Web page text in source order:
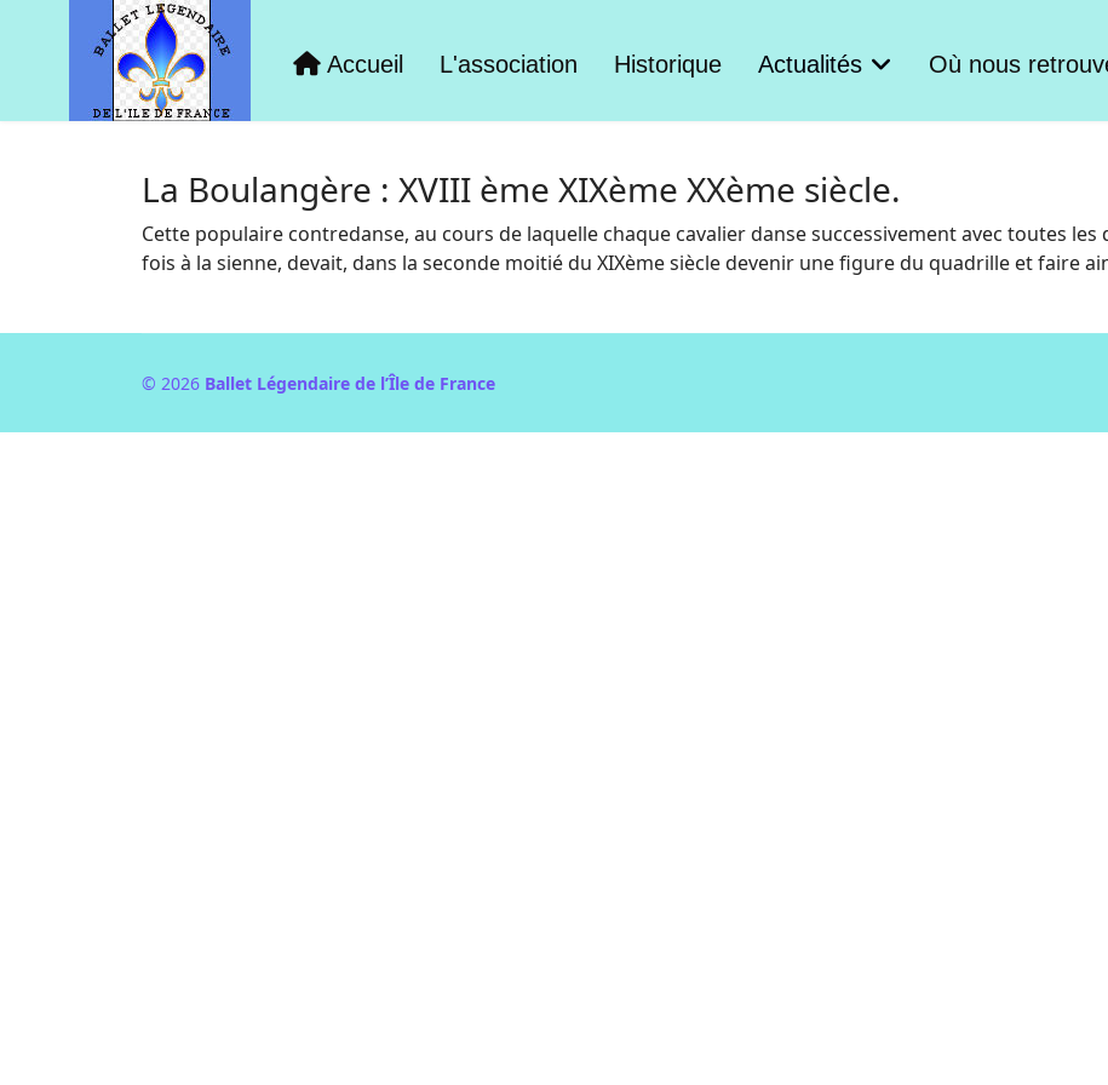
Accueil L'association Historique Actualités Où nous
La Boulangère : XVIII ème XIXème XXème siècle.
Cette populaire contredanse, au cours de laquelle chaque cavalier danse successivement avec toutes
fois à la sienne, devait, dans la seconde moitié du XIXème siècle devenir une figure du quadrille et faire
© 2026 Ballet Légendaire de l’Île de France